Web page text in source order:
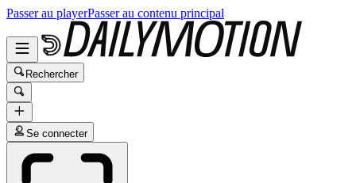
Passer au playerPasser au contenu principal
Rechercher
Se connecter